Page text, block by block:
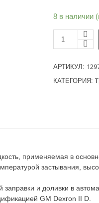
8 в наличии
АРТИКУЛ:
КАТЕГОРИЯ:
применяемая в
застывания,
и доливки в
GM Dexron II D.